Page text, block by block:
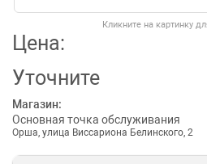
Кликните на картинку
Цена:
Уточните
Магазин:
Основная точка обслуживания
Орша, улица Виссариона Белинского, 2